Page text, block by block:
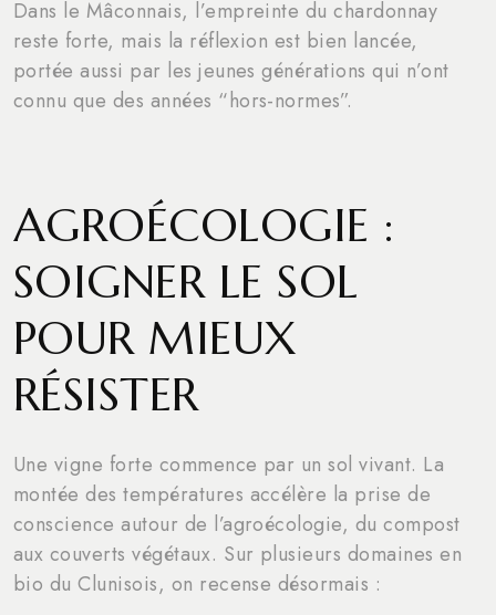
Dans le Mâconnais, l’empreinte du chardonnay
reste forte, mais la réflexion est bien lancée,
portée aussi par les jeunes générations qui n’ont
connu que des années “hors-normes”.
AGROÉCOLOGIE :
SOIGNER LE SOL
POUR MIEUX
RÉSISTER
Une vigne forte commence par un sol vivant. La
montée des températures accélère la prise de
conscience autour de l’agroécologie, du compost
aux couverts végétaux. Sur plusieurs domaines en
bio du Clunisois, on recense désormais :